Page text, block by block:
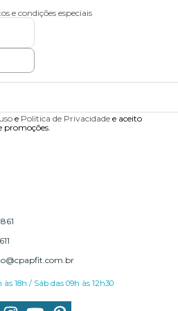
e condições especiais
e Politica de Privacidadee aceito
promoções.
às 18h / Sáb das 09h às 12h30